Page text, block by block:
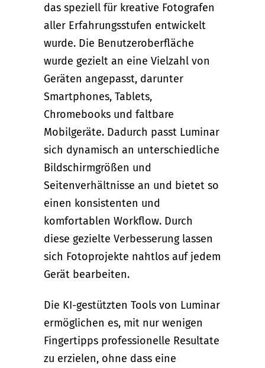
das speziell für kreative Fotografen
aller Erfahrungsstufen entwickelt
wurde. Die Benutzeroberfläche
wurde gezielt an eine Vielzahl von
Geräten angepasst, darunter
Smartphones, Tablets,
Chromebooks und faltbare
Mobilgeräte. Dadurch passt Luminar
sich dynamisch an unterschiedliche
Bildschirmgrößen und
Seitenverhältnisse an und bietet so
einen konsistenten und
komfortablen Workflow. Durch
diese gezielte Verbesserung lassen
sich Fotoprojekte nahtlos auf jedem
Gerät bearbeiten.
Die KI-gestützten Tools von Luminar
ermöglichen es, mit nur wenigen
Fingertipps professionelle Resultate
zu erzielen, ohne dass eine